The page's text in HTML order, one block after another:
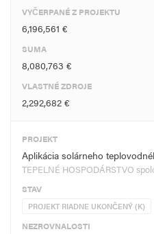
VYČERPANÉ Z PROJEKTU
6,196,561 €
SUMA
8,080,763 €
VLASTNÉ ZDROJE
2,292,682 €
PROJEKT
Aplikácia solárneho
TEPELNÉ HOSPODÁRSTVO
STAV
PROJEKT RIADNE UKONČENÝ (K)
NEZROVNALOSTI